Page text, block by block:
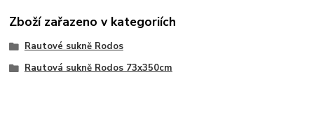
Zboží zařazeno v kategoriích
Rautové sukně Rodos
Rautová sukně Rodos 73x350cm